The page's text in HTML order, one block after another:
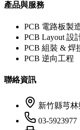
產品與服務
PCB 電路板製
PCB Layout 設
PCB 組裝 & 焊
PCB 逆向工程
聯絡資訊
新竹縣芎
03-5923977